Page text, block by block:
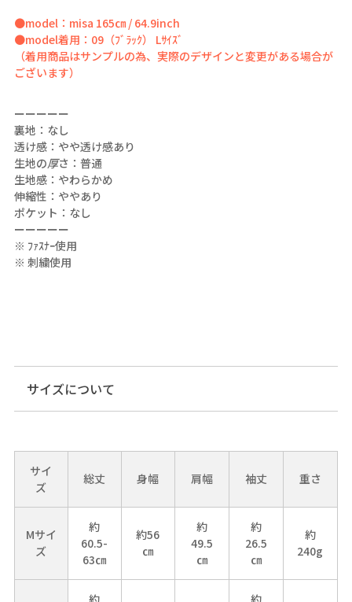
●model：misa 165㎝ / 64.9inch
●model着用：09（ﾌﾞﾗｯｸ） Lｻｲｽﾞ
（着用商品はサンプルの為、実際のデザインと変更がある場合が
ございます）
ーーーーー
裏地：なし
透け感：やや透け感あり
生地の厚さ：普通
生地感：やわらかめ
伸縮性：ややあり
ポケット：なし
ーーーーー
※ ﾌｧｽﾅｰ使用
※ 刺繍使用
サイズについて
サイ
ズ
総丈 身幅 肩幅 袖丈 重さ
Mサイ
ズ
約
60.5-
63㎝
約56
㎝
約
49.5
㎝
約
26.5
㎝
約
240g
約 約